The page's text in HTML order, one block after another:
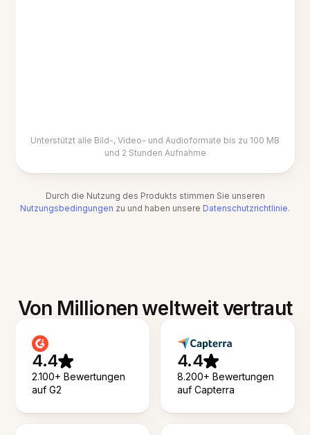
Unterstützt alle Bild-, Video- und Audioformate bis zu 100 MB
und 2 Stunden Aufnahme
Durch die Nutzung des Produkts stimmen Sie unseren
Nutzungsbedingungen zu und haben unsere Datenschutzrichtlinie.
Von Millionen weltweit vertraut
4.4
2.100+ Bewertungen
auf G2
4.4
8.200+ Bewertungen
auf Capterra